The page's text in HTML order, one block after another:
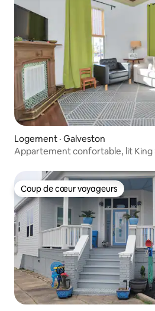
Logement · Galveston
Appartement confortable, lit King
Coup de cœur voyageurs
Coup de cœur voyageurs